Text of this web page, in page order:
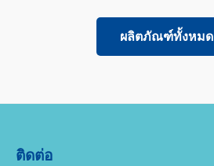
ผลิตภัณฑ์ทั้งหมด
ติดต่อ